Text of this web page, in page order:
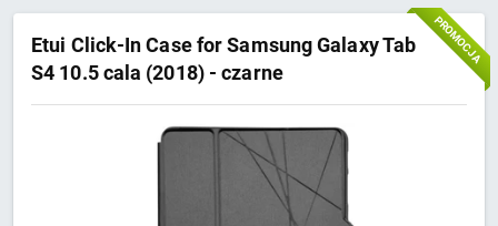
Etui Click-In Case for Samsung Galaxy Tab
S4 10.5 cala (2018) - czarne
PROMOCJA